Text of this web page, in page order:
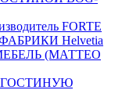
FORTE
Helvetia
(МАТТЕО
ГОСТИНУЮ